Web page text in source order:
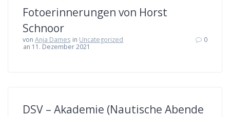
Fotoerinnerungen von Horst
Schnoor
von Anja Dames in Uncategorized
an 11. Dezember 2021
0
DSV – Akademie (Nautische Abende